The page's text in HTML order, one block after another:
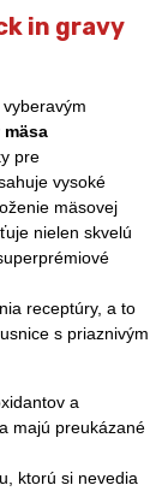
in gravy
mäsa
pre
vysoké
mäsovej
nielen skvelú
receptúry, a to
s priaznivým
a
majú preukázané
ktorú si nevedia